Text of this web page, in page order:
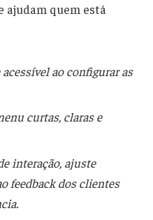
ajudam quem está
ao configurar as
curtas, claras e
interação, ajuste
feedback dos clientes